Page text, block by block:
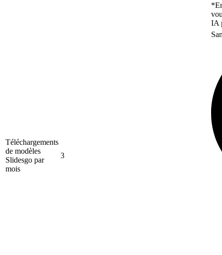
IA
Téléchargements
de modèles
Slidesgo par
mois
3